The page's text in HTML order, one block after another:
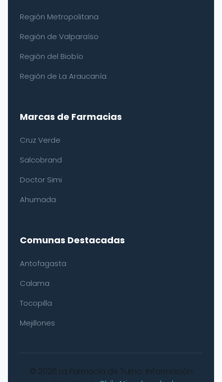
Región Metropolitana
Región de Valparaíso
Región del Biobío
Región de La Araucanía
Marcas de Farmacias
Cruz Verde
Salcobrand
Doctor Simi
Ahumada
Comunas Destacadas
Antofagasta
Calama
Tocopilla
Mejillones
© 2026 La Farmacia de Turno. Información